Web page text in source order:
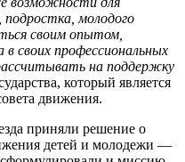
подростка, молодого
своим опытом,
в своих профессиональных
на поддержку
который является
движения.
приняли решение о
детей и молодежи —